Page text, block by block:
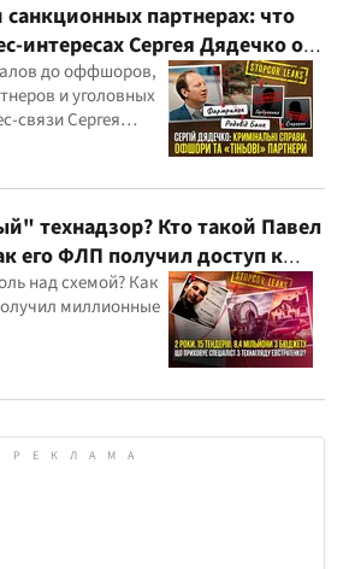
партнерах: что
интересах Сергея Дядечко от
до "ФАРМАСЕЛ"
до оффшоров,
и уголовных
связи Сергея
через
технадзор? Кто такой Павел
его ФЛП получил доступ к
над схемой? Как
миллионные